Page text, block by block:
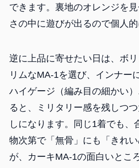
できます。裏地のオレンジを
さの中に遊びが出るので個人的
逆に上品に寄せたい日は、ボ
リムなMA-1を選び、インナー
ハイゲージ（編み目の細かい
ると、ミリタリー感を残しつ
しになります。同じ1着でも、
物次第で「無骨」にも「きれ
が、カーキMA-1の面白いとこ